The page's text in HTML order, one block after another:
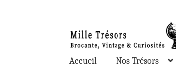
à
la
navigation
au
contenu
Accueil Nos Trésors